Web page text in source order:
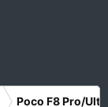
Poco F8 Pro/